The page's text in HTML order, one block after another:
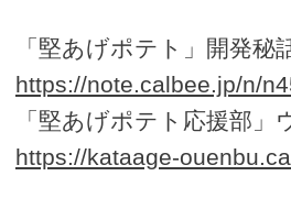
「堅あげポテト」開発秘
https://note.calbee.jp/n/
「堅あげポテト応援部」
https://kataage-